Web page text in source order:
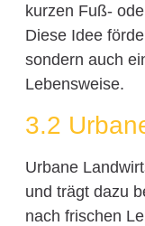
kurzen Fuß-
Diese Idee
sondern auch
Lebensweise.
3.2
Urbane
und trägt dazu
nach frischen